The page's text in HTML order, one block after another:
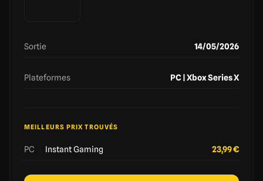
Sortie 14/05/2026
Plateformes PC | Xbox Series X
MEILLEURS PRIX TROUVÉS
PC Instant Gaming 23,99 €